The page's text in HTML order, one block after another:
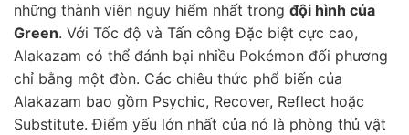
những thành viên nguy hiểm nhất trong đội hình của
Green. Với Tốc độ và Tấn công Đặc biệt cực cao,
Alakazam có thể đánh bại nhiều Pokémon đối phương
chỉ bằng một đòn. Các chiêu thức phổ biến của
Alakazam bao gồm Psychic, Recover, Reflect hoặc
Substitute. Điểm yếu lớn nhất của nó là phòng thủ vật